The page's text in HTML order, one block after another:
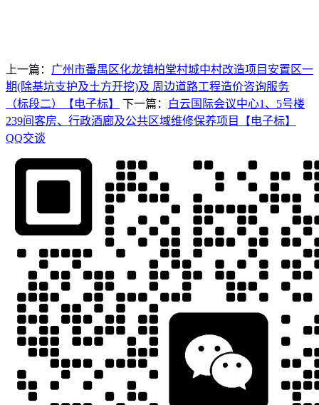
上一篇： 广州市番禺区化龙镇柏堂村城中村改造项目安置区一
期(除基坑支护及土方开挖)及 周边道路工程造价咨询服务
（标段二）【电子标】
下一篇：
白云国际会议中心1、5号楼
239间客房、行政酒廊及公共区域维修保养项目【电子标】
QQ交谈